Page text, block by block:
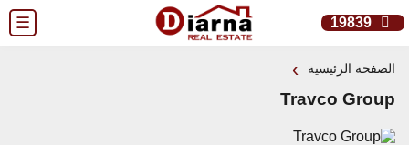
☰ 19839
الصفحة الرئيسية ›
Travco Group